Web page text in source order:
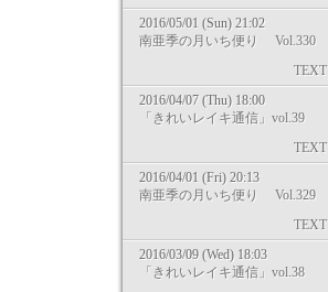
2016/05/01 (Sun) 21:02
南亜季の月いち便り Vol.330
TEXT
2016/04/07 (Thu) 18:00
「きれいレイキ通信」vol.39
TEXT
2016/04/01 (Fri) 20:13
南亜季の月いち便り Vol.329
TEXT
2016/03/09 (Wed) 18:03
「きれいレイキ通信」vol.38